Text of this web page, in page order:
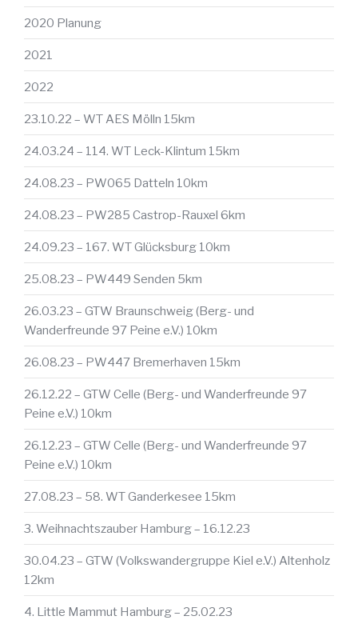
2020 Planung
2021
2022
23.10.22 – WT AES Mölln 15km
24.03.24 – 114. WT Leck-Klintum 15km
24.08.23 – PW065 Datteln 10km
24.08.23 – PW285 Castrop-Rauxel 6km
24.09.23 – 167. WT Glücksburg 10km
25.08.23 – PW449 Senden 5km
26.03.23 – GTW Braunschweig (Berg- und
Wanderfreunde 97 Peine e.V.) 10km
26.08.23 – PW447 Bremerhaven 15km
26.12.22 – GTW Celle (Berg- und Wanderfreunde 97
Peine e.V.) 10km
26.12.23 – GTW Celle (Berg- und Wanderfreunde 97
Peine e.V.) 10km
27.08.23 – 58. WT Ganderkesee 15km
3. Weihnachtszauber Hamburg – 16.12.23
30.04.23 – GTW (Volkswandergruppe Kiel e.V.) Altenholz
12km
4. Little Mammut Hamburg – 25.02.23